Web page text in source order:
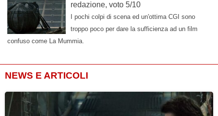
redazione, voto 5/10
I pochi colpi di scena ed un'ottima CGI sono
troppo poco per dare la sufficienza ad un film
confuso come La Mummia.
NEWS E ARTICOLI